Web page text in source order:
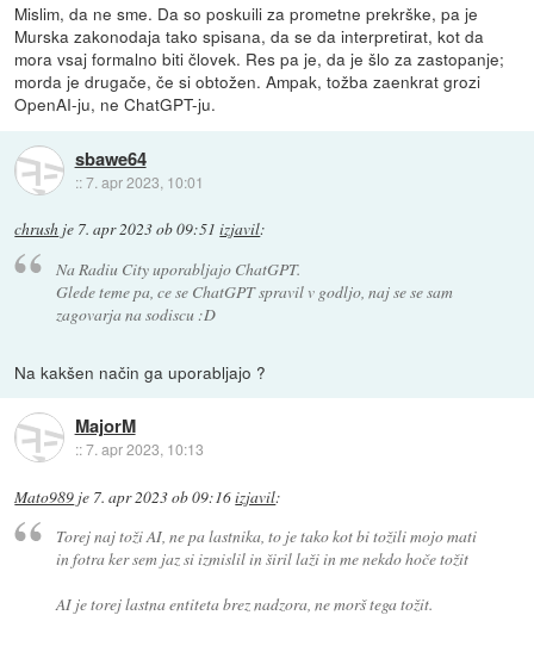
Mislim, da ne sme. Da so poskuili za prometne prekrške, pa je
Murska zakonodaja tako spisana, da se da interpretirat, kot da
mora vsaj formalno biti človek. Res pa je, da je šlo za zastopanje;
morda je drugače, če si obtožen. Ampak, tožba zaenkrat grozi
OpenAI-ju, ne ChatGPT-ju.
sbawe64
::7. apr 2023, 10:01
chrush je 7. apr 2023 ob 09:51 izjavil:
Na Radiu City uporabljajo ChatGPT.
Glede teme pa, ce se ChatGPT spravil v godljo, naj se se sam
zagovarja na sodiscu :D
Na kakšen način ga uporabljajo ?
MajorM
::7. apr 2023, 10:13
Mato989 je 7. apr 2023 ob 09:16izjavil:
Torej naj toži AI, ne pa lastnika, to je tako kot bi tožili mojo mati
in fotra ker sem jaz si izmislil in širil laži in me nekdo hoče tožit
AI je torej lastna entiteta brez nadzora, ne morš tega tožit.